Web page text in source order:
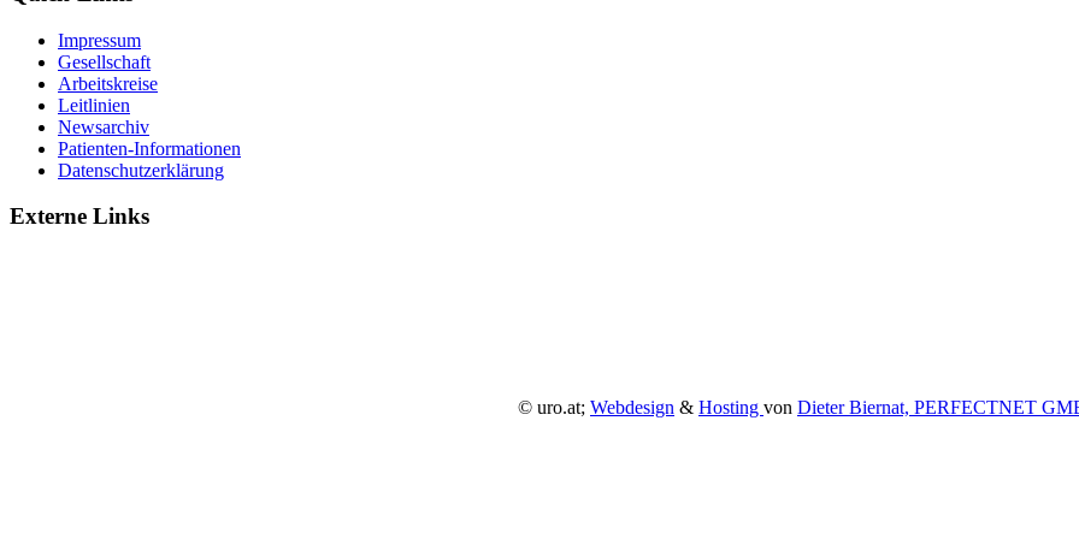
Impressum
Gesellschaft
Arbeitskreise
Leitlinien
Newsarchiv
Patienten-Informationen
Datenschutzerklärung
Externe Links
© uro.at; Webdesign & Hosting von Dieter Biernat, PERFECTNET